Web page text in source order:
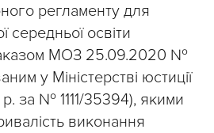
регламенту для
середньої освіти
МОЗ 25.09.2020 №
у Міністерстві юстиції
р. за № 1111/35394), якими
виконання